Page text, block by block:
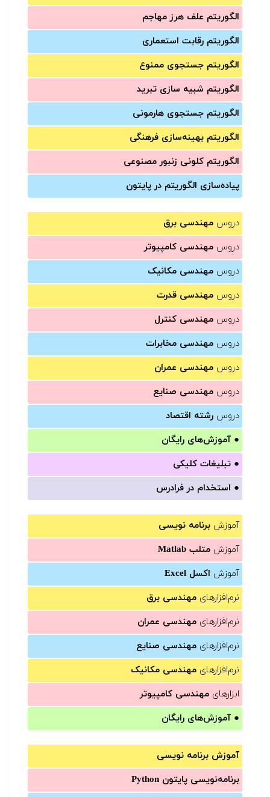
الگوریتم علف هرز مهاجم
الگوریتم رقابت استعماری
الگوریتم جستجوی ممنوع
الگوریتم شبیه سازی تبرید
الگوریتم جستجوی هارمونی
الگوریتم بهینه‌سازی فرهنگی
الگوریتم کلونی زنبور مصنوعی
پیاده‌سازی الگوریتم در پایتون
دروس مهندسی برق
دروس مهندسی کامپیوتر
دروس مهندسی مکانیک
دروس مهندسی قدرت
دروس مهندسی کنترل
دروس مهندسی مخابرات
دروس مهندسی عمران
دروس مهندسی صنایع
دروس رشته اقتصاد
● آموزش‌های رایگان
● تبلیغات کلیکی
● استخدام در فرادرس
آموزش برنامه نویسی
آموزش متلب Matlab
آموزش اکسل Excel
نرم‌افزارهای مهندسی برق
نرم‌افزارهای مهندسی عمران
نرم‌افزارهای مهندسی صنایع
نرم‌افزارهای مهندسی مکانیک
ابزارهای مهندسی کامپیوتر
● آموزش‌های رایگان
آموزش برنامه نویسی
برنامه‌نویسی پایتون Python